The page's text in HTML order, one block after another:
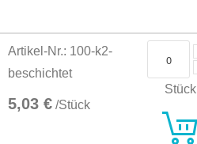
Artikel-Nr.: 100-k2-
beschichtet
5,03 € /Stück
Stück